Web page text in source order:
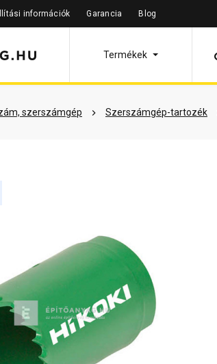
információk Garancia Blog
Termékek
szerszámgép Szerszámgép-tartozék
rá Részletes leírás Termékinformáció